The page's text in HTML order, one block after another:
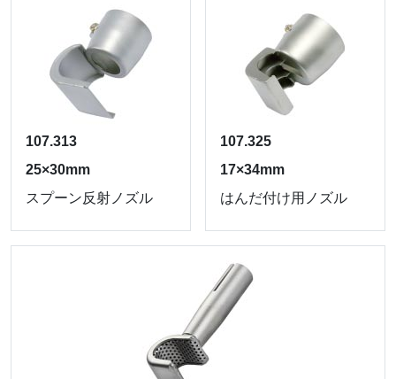
107.313
25×30mm
スプーン反射ノズル
107.325
17×34mm
はんだ付け用ノズル